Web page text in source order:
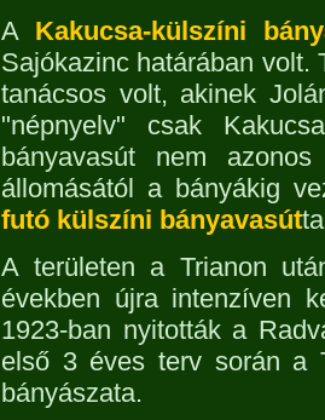
A Kakucsa-külszíni
Sajókazinc határában volt.
tanácsos volt, akinek
"népnyelv" csak
bányavasút nem
állomásától a bányákig
futó külszíni bányavasút
A területen a Trianon
években újra intenzíven
1923-ban nyitották a
első 3 éves terv során a
bányászata.